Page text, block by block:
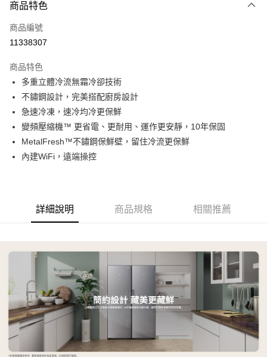
信用卡一次付款
信用卡分期付款
合作金庫商業銀行
華南商業銀行
上海商業儲蓄銀行
國泰世華商業銀行
臺灣中小企業銀行
台中商業銀行
匯豐（台灣）商業銀行
華泰商業銀行
遠東國際商業銀行
元大商業銀行
6 期 0 利率 每期
華南商業銀行
上海商業儲蓄銀行
國泰世華商業銀行
兆豐國際商業銀行
臺灣中小企業銀行
台中商業銀行
匯豐（台灣）商業銀行
台新國際商業銀行
中國信託商業銀行
台灣樂天信用卡公司
LINE Pay
Apple Pay
悠遊付
Google Pay
AFTEE先享後付
AFTEE先享後付是「在收到商品之後才付款」的支付方式。 讓您購物簡單
便利好安心！
１．簡單：不需註冊會員、不需綁卡、不需儲值。
２．便利：只要手機號碼，簡訊認證，即可結帳。
３．安心：先確認商品／服務後，再付款。
【「AFTEE先享後付」結帳流程】
１．於結帳方式選擇「AFTEE先享後付」後，將跳轉至「AFTEE先享後付」
結帳頁面，進行簡訊認證並確認金額後，即可完成結帳。
２．訂單成立數日內，您將收到繳費通知簡訊。
３．收到繳費通知簡訊後14天內，點擊此簡訊中的連結，可透過四大超商／
ATM付款
宅配
每筆NT$100，滿NT$490(含以上)免運費
黑貓
商品特色
商品編號
11338307
商品特色
多重立體冷流無霜冷卻技術
不鏽鋼設計，完美搭配廚房設計
急速冷凍，速冷均冷更保鮮
變頻壓縮機™ 更省電、更耐用、運作更安靜，10年保固
MetalFresh™不鏽鋼保鮮壁，留住冷流更保鮮
內建WiFi，遠端操控
詳細說明 商品規格 相關推薦